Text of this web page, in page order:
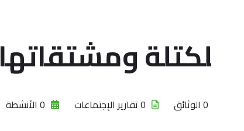
للكتلة ومشتقاتها
0 الوثائق 0 تقارير الإجتماعات 0 الأنشطة